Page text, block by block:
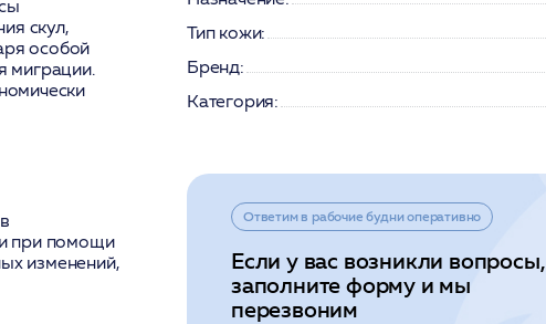
скул,
особой
миграции.
при помощи
изменений,
Тип кожи:
Бренд:
Категория:
Ответим в рабочие будни оперативно
Если у вас возникли вопросы,
заполните форму и мы
перезвоним